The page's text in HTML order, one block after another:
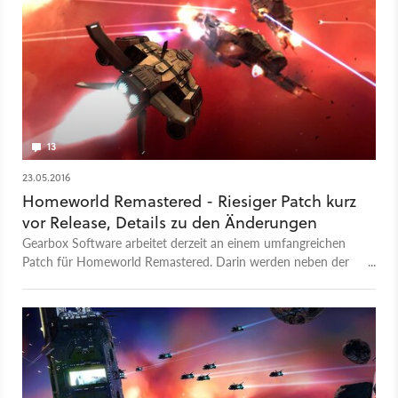
13
23.05.2016
Homeworld Remastered - Riesiger Patch kurz
vor Release, Details zu den Änderungen
Gearbox Software arbeitet derzeit an einem umfangreichen
Patch für Homeworld Remastered. Darin werden neben der